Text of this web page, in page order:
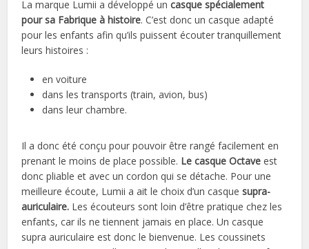
La marque Lumii a développé uncasque spécialement
pour sa Fabrique à histoire. C’est donc un casque adapté
pour les enfants afin qu’ils puissent écouter tranquillement
leurs histoires :
en voiture
dans les transports (train, avion, bus)
dans leur chambre.
Il a donc été conçu pour pouvoir être rangé facilement en
prenant le moins de place possible. Le casque Octave est
donc pliable et avec un cordon qui se détache. Pour une
meilleure écoute, Lumii a ait le choix d’un casquesupra-
auriculaire. Les écouteurs sont loin d’être pratique chez les
enfants, car ils ne tiennent jamais en place. Un casque
supra auriculaire est donc le bienvenue. Les coussinets